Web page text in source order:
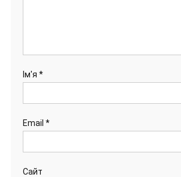
Ім'я *
Email *
Сайт